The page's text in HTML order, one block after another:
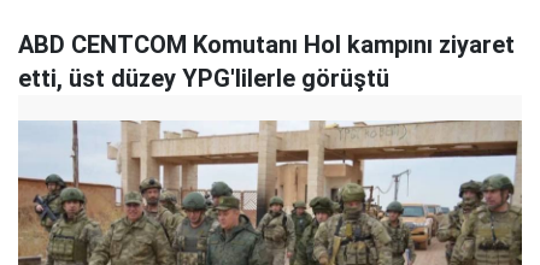
ABD CENTCOM Komutanı Hol kampını ziyaret
etti, üst düzey YPG'lilerle görüştü